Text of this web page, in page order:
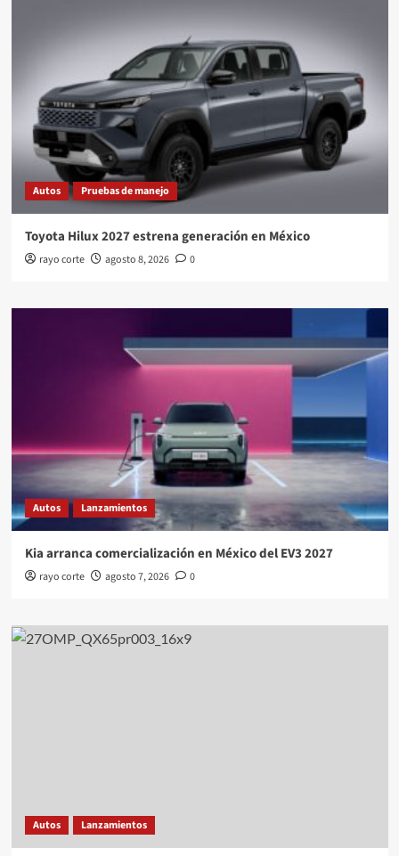
Autos Pruebas de manejo
Toyota Hilux 2027 estrena generación en México
rayo corte agosto 8, 2026 0
Autos Lanzamientos
Kia arranca comercialización en México del EV3 2027
rayo corte agosto 7, 2026 0
Autos Lanzamientos